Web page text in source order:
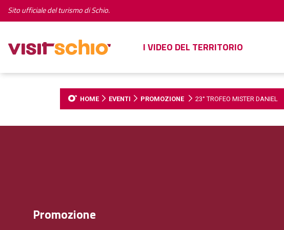
Sito ufficiale del turismo di Schio.
I VIDEO DEL TERRITORIO
HOME EVENTI PROMOZIONE 23° TROFEO MISTER DANIEL
Promozione